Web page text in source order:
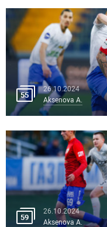
55
26.10.2024
Aksenova A.
59
26.10.2024
Aksenova A.